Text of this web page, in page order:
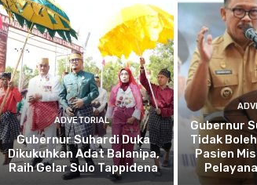
ADVETORIAL
Gubernur Suhardi Duka
Dikukuhkan Adat Balanipa,
Raih Gelar Sulo Tappidena
Gubernur
Tidak
Pasien